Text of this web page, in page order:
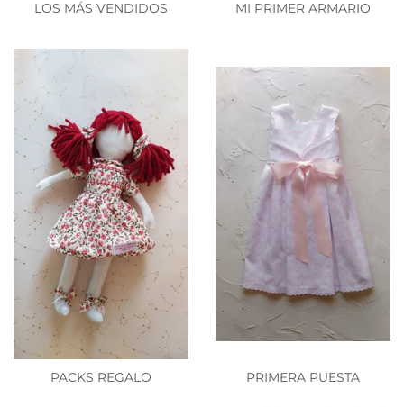
LOS MÁS VENDIDOS MI PRIMER ARMARIO
PACKS REGALO PRIMERA PUESTA